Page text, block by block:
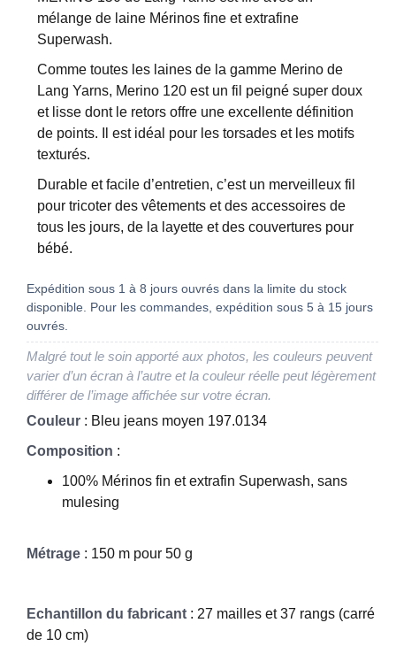
mélange de laine Mérinos fine et extrafine
Superwash.
Comme toutes les laines de la gamme Merino de
Lang Yarns, Merino 120 est un fil peigné super doux
et lisse dont le retors offre une excellente définition
de points. Il est idéal pour les torsades et les motifs
texturés.
Durable et facile d’entretien, c’est un merveilleux fil
pour tricoter des vêtements et des accessoires de
tous les jours, de la layette et des couvertures pour
bébé.
Expédition sous 1 à 8 jours ouvrés dans la limite du stock
disponible. Pour les commandes, expédition sous 5 à 15 jours
ouvrés.
Malgré tout le soin apporté aux photos, les couleurs peuvent
varier d’un écran à l’autre et la couleur réelle peut légèrement
différer de l’image affichée sur votre écran.
Couleur : Bleu jeans moyen 197.0134
Composition :
100% Mérinos fin et extrafin Superwash, sans
mulesing
Métrage : 150 m pour 50 g
Echantillon du fabricant : 27 mailles et 37 rangs (carré
de 10 cm)